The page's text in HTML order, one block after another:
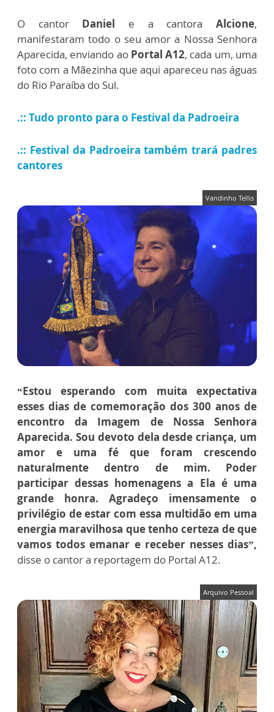
O cantor Daniel e a cantoraAlcione,
manifestaram todo o seu amor a Nossa Senhora
Aparecida, enviando ao Portal A12, cada um, uma
foto com a Mãezinha que aqui apareceu nas águas
do Rio Paraíba do Sul.
.:: Tudo pronto para o Festival da Padroeira
.:: Festival da Padroeira também trará padres
cantores
Vandinho Tellis
“Estou esperando com muita expectativa
esses dias de comemoração dos 300 anos de
encontro da Imagem de Nossa Senhora
Aparecida. Sou devoto dela desde criança, um
amor e uma fé que foram crescendo
naturalmente dentro de mim. Poder
participar dessas homenagens a Ela é uma
grande honra. Agradeço imensamente o
privilégio de estar com essa multidão em uma
energia maravilhosa que tenho certeza de que
vamos todos emanar e receber nesses dias”,
disse o cantor a reportagem do Portal A12.
Arquivo Pessoal